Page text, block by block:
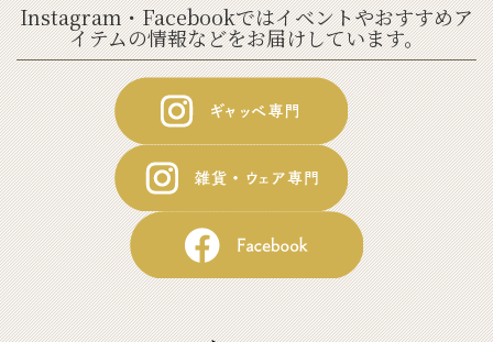
Instagram・Facebookではイベントやおすすめア
イテムの情報などをお届けしています。